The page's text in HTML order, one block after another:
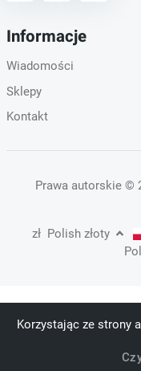
Informacje
Wiadomości
Sklepy
Kontakt
Prawa autorskie ©
zł Polish złoty
Korzystając ze strony